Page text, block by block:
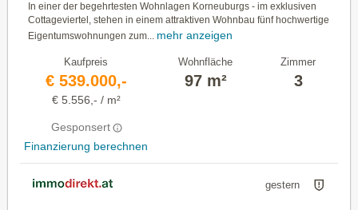
In einer der begehrtesten Wohnlagen Korneuburgs - im exklusiven
Cottageviertel, stehen in einem attraktiven Wohnbau fünf hochwertige
Eigentumswohnungen zum... mehr anzeigen
Kaufpreis
€ 539.000,-
€ 5.556,- / m²
Gesponsert
Finanzierung berechnen
Wohnfläche
97 m²
Zimmer
3
gestern